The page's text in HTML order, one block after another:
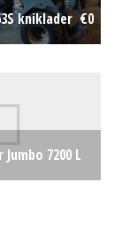
kniklader €0
7200 L